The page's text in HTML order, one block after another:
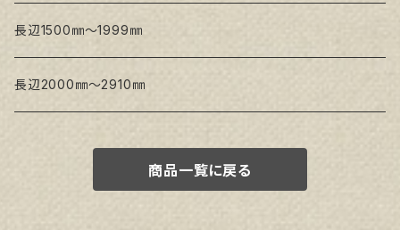
トークロ イエロー
生キャンバス
長辺1500㎜～1999㎜
長辺2000㎜～2910㎜
商品一覧に戻る